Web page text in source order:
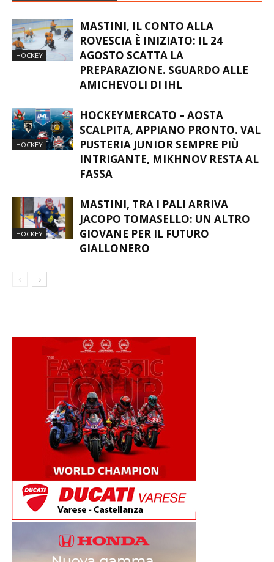
HOCKEY
MASTINI, IL CONTO ALLA
ROVESCIA È INIZIATO: IL 24
AGOSTO SCATTA LA
PREPARAZIONE. SGUARDO ALLE
AMICHEVOLI DI IHL
HOCKEY
HOCKEYMERCATO – AOSTA
SCALPITA, APPIANO PRONTO. VAL
PUSTERIA JUNIOR SEMPRE PIÙ
INTRIGANTE, MIKHNOV RESTA AL
FASSA
HOCKEY
MASTINI, TRA I PALI ARRIVA
JACOPO TOMASELLO: UN ALTRO
GIOVANE PER IL FUTURO
GIALLONERO